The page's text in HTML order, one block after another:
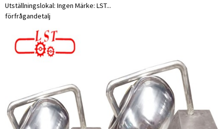
Utställningslokal: Ingen Märke: LST...
förfrågandetalj